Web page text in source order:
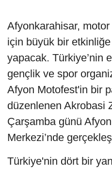
Afyonkarahisar, motor
için büyük bir
yapacak. Türkiye’nin
gençlik ve spor
Afyon Motofest'in bir
düzenlenen Akrobasi
Çarşamba günü
Merkezi’nde
Türkiye'nin dört bir